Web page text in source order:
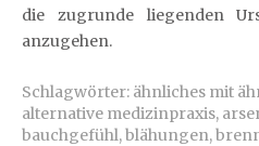
die zugrunde liegenden
anzugehen.
Schlagwörter: ähnliches mit
alternative medizinpraxis,
bauchgefühl,blähungen,